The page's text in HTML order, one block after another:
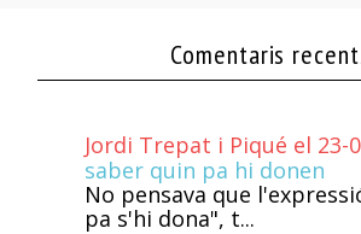
Comentaris
Jordi Trepat i Piqué el 23-
saber quin pa hi donen
No pensava que
pa s'hi dona", t...